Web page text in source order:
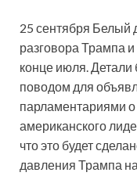
25 сентября Белый
разговора Трампа
конце июля. Детали
поводом для
парламентариями
американского
что это будет
давления Трампа на